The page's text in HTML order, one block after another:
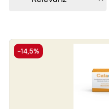
-14,5%